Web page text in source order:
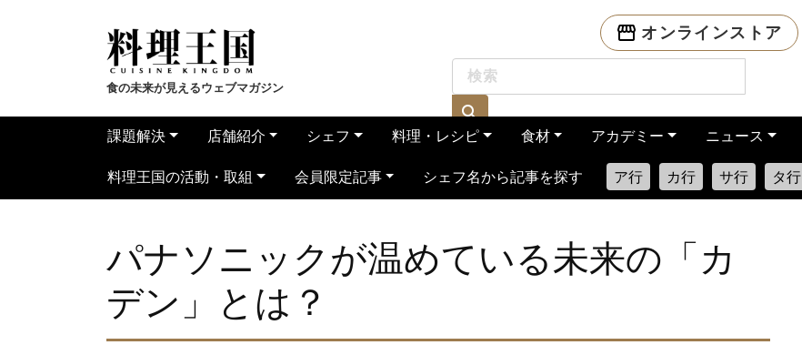
食の未来が見えるウェブマガジン
オンラインストア
課題解決 店舗紹介 シェフ 料理・レシピ 食材 アカデミー ニュース
料理王国の活動・取組 会員限定記事 シェフ名から記事を探す ア行 カ行 サ行 タ行
パナソニックが温めている未来の「カ
デン」とは？